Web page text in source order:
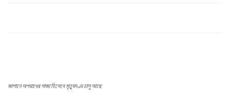
জাপানে অপরাধের সাজা হিসেবে মৃত্যুদণ্ড চালু আছে